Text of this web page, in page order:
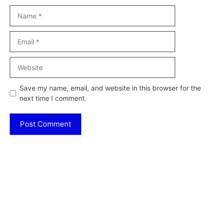
Save my name, email, and website in this browser for the
next time I comment.